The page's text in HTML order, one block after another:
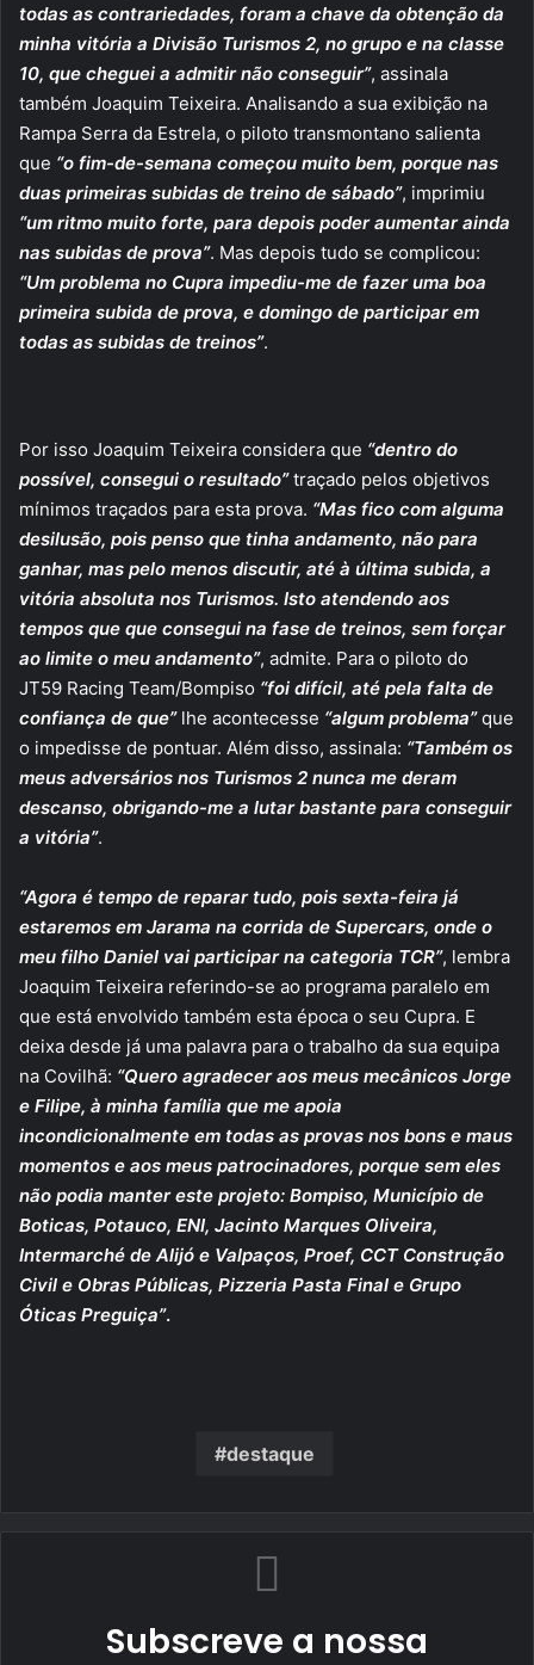
todas as contrariedades, foram a chave da obtenção da
minha vitória a Divisão Turismos 2, no grupo e na classe
10, que cheguei a admitir não conseguir”, assinala
também Joaquim Teixeira. Analisando a sua exibição na
Rampa Serra da Estrela, o piloto transmontano salienta
que “o fim-de-semana começou muito bem, porque nas
duas primeiras subidas de treino de sábado”, imprimiu
“um ritmo muito forte, para depois poder aumentar ainda
nas subidas de prova”. Mas depois tudo se complicou:
“Um problema no Cupra impediu-me de fazer uma boa
primeira subida de prova, e domingo de participar em
todas as subidas de treinos”.
Por isso Joaquim Teixeira considera que “dentro do
possível, consegui o resultado”traçado pelos objetivos
mínimos traçados para esta prova. “Mas fico com alguma
desilusão, pois penso que tinha andamento, não para
ganhar, mas pelo menos discutir, até à última subida, a
vitória absoluta nos Turismos. Isto atendendo aos
tempos que que consegui na fase de treinos, sem forçar
ao limite o meu andamento”, admite. Para o piloto do
JT59 Racing Team/Bompiso “foi difícil, até pela falta de
confiança de que”lhe acontecesse “algum problema”que
o impedisse de pontuar. Além disso, assinala: “Também os
meus adversários nos Turismos 2 nunca me deram
descanso, obrigando-me a lutar bastante para conseguir
a vitória”.
“Agora é tempo de reparar tudo, pois sexta-feira já
estaremos em Jarama na corrida de Supercars, onde o
meu filho Daniel vai participar na categoria TCR”, lembra
Joaquim Teixeira referindo-se ao programa paralelo em
que está envolvido também esta época o seu Cupra. E
deixa desde já uma palavra para o trabalho da sua equipa
na Covilhã: “Quero agradecer aos meus mecânicos Jorge
e Filipe, à minha família que me apoia
incondicionalmente em todas as provas nos bons e maus
momentos e aos meus patrocinadores, porque sem eles
não podia manter este projeto: Bompiso, Município de
Boticas, Potauco, ENI, Jacinto Marques Oliveira,
Intermarché de Alijó e Valpaços, Proef, CCT Construção
Civil e Obras Públicas, Pizzeria Pasta Final e Grupo
Óticas Preguiça”.
destaque
Subscreve a nossa